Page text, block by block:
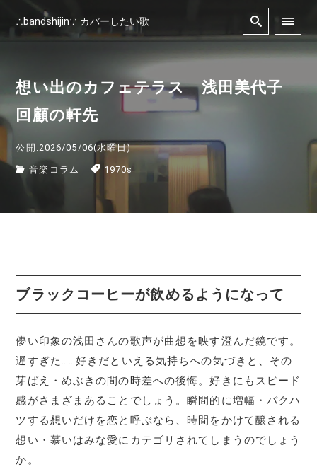
∴bandshijin∵ カバーしたい歌
想い出のカフェテラス 浅田美代子
回顧の軒先
公開:2026/05/06(水曜日)
音楽コラム 1970s
ブラックコーヒーが飲めるようになって
儚い印象の浅田さんの歌声が曲想を映す澄んだ鏡です。
遅すぎた……好きだといえる気持ちへの気づきと、その
芽ばえ・めぶきの間の時差への後悔。好きにもスピード
感がさまざまあることでしょう。瞬間的に増幅・バクハ
ツする想いだけを恋と呼ぶなら、時間をかけて醸される
想い・慕いはみな愛にカテゴリされてしまうのでしょう
か。